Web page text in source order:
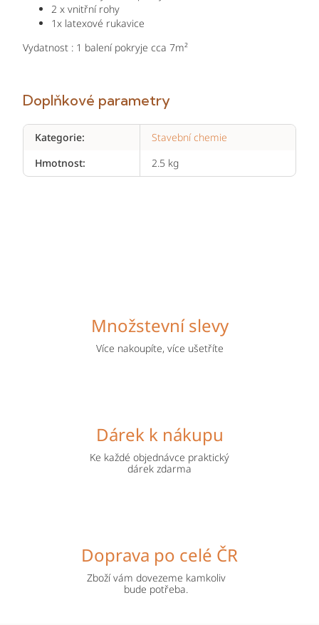
Množstevní slevy
Více nakoupíte, více ušetříte
Dárek k nákupu
Ke každé objednávce praktický
dárek zdarma
Doprava po celé ČR
Zboží vám dovezeme kamkoliv
bude potřeba.
2 x vnitřní rohy
1x latexové rukavice
Vydatnost : 1 balení pokryje cca 7m²
Doplňkové parametry
Kategorie:
Stavební chemie
Hmotnost: 2.5 kg